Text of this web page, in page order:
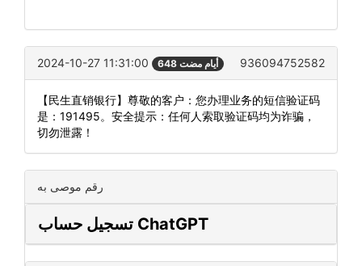
2024-10-27 11:31:00 648 أيام مضت 936094752582
【民生直销银行】尊敬的客户：您办理业务的短信验证码
是：191495。安全提示：任何人索取验证码均为诈骗，
切勿泄露！
رقم موصى به
تسجيل حساب ChatGPT